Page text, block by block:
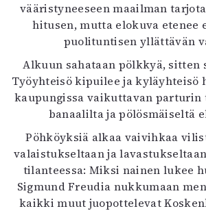
vääristyneeseen maailman
hitusen, mutta elokuva etenee
puolituntisen yllättävän
Alkuun sahataan pölkkyä, sitten
Työyhteisö kipuilee ja kyläyhteisö
kaupungissa vaikuttavan parturin
banaalilta ja pölösmäiseltä
Pöhköyksiä alkaa vaivihkaa
valaistukseltaan ja
tilanteessa: Miksi nainen lukee
Sigmund Freudia nukkumaan
kaikki muut juopottelevat